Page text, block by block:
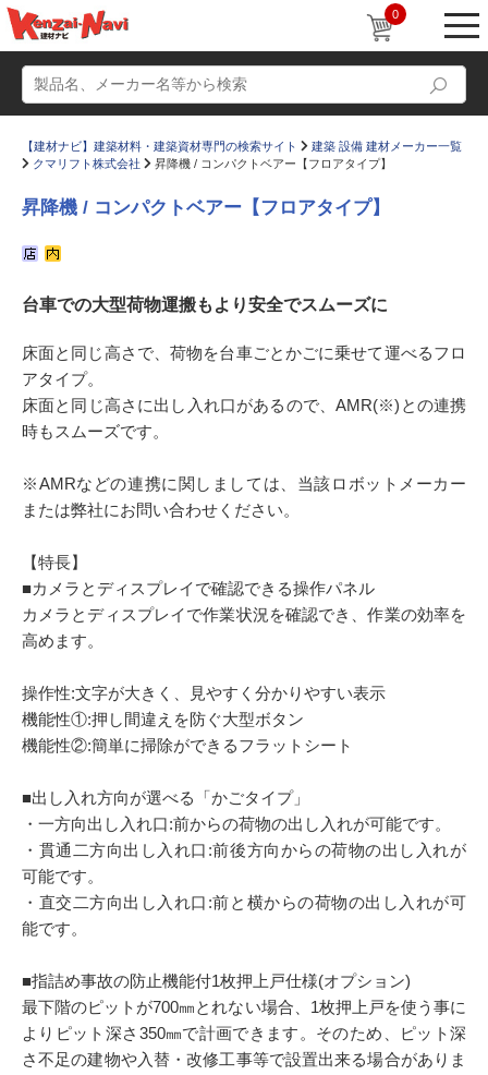
0
かたなび コラム
すまいリング 設計士インタビュー
Q＆A
お気に入り
【建材ナビ】建築材料・建築資材専門の検索サイト
建築 設備 建材メーカー一覧
クマリフト株式会社
昇降機 / コンパクトベアー【フロアタイプ】
昇降機 / コンパクトベアー【フロアタイプ】
台車での大型荷物運搬もより安全でスムーズに
床面と同じ高さで、荷物を台車ごとかごに乗せて運べるフロ
アタイプ。
床面と同じ高さに出し入れ口があるので、AMR(※)との連携
時もスムーズです。
※AMRなどの連携に関しましては、当該ロボットメーカー
または弊社にお問い合わせください。
【特長】
■カメラとディスプレイで確認できる操作パネル
カメラとディスプレイで作業状況を確認でき、作業の効率を
高めます。
操作性:文字が大きく、見やすく分かりやすい表示
機能性①:押し間違えを防ぐ大型ボタン
機能性②:簡単に掃除ができるフラットシート
■出し入れ方向が選べる「かごタイプ」
・一方向出し入れ口:前からの荷物の出し入れが可能です。
・貫通二方向出し入れ口:前後方向からの荷物の出し入れが
可能です。
・直交二方向出し入れ口:前と横からの荷物の出し入れが可
能です。
■指詰め事故の防止機能付1枚押上戸仕様(オプション)
最下階のピットが700㎜とれない場合、1枚押上戸を使う事に
よりピット深さ350㎜で計画できます。そのため、ピット深
さ不足の建物や入替・改修工事等で設置出来る場合がありま